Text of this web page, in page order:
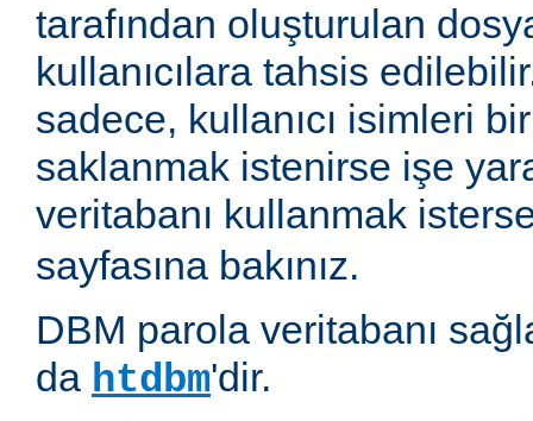
tarafından oluşturulan
kullanıcılara tahsis
sadece, kullanıcı isimleri
saklanmak istenirse işe
veritabanı kullanmak
sayfasına bakınız.
DBM parola veritabanı
da htdbm'dir.